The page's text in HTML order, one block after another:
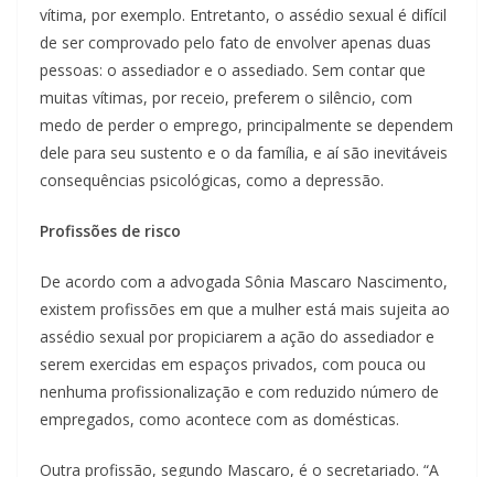
vítima, por exemplo. Entretanto, o assédio sexual é difícil
de ser comprovado pelo fato de envolver apenas duas
pessoas: o assediador e o assediado. Sem contar que
muitas vítimas, por receio, preferem o silêncio, com
medo de perder o emprego, principalmente se dependem
dele para seu sustento e o da família, e aí são inevitáveis
consequências psicológicas, como a depressão.
Profissões de risco
De acordo com a advogada Sônia Mascaro Nascimento,
existem profissões em que a mulher está mais sujeita ao
assédio sexual por propiciarem a ação do assediador e
serem exercidas em espaços privados, com pouca ou
nenhuma profissionalização e com reduzido número de
empregados, como acontece com as domésticas.
Outra profissão, segundo Mascaro, é o secretariado. “A